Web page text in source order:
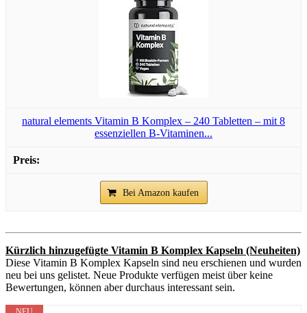
natural elements Vitamin B Komplex – 240 Tabletten – mit 8
essenziellen B-Vitaminen...
Bei Amazon kaufen
Kürzlich hinzugefügte Vitamin B Komplex Kapseln (Neuheiten)
Diese Vitamin B Komplex Kapseln sind neu erschienen und wurden
neu bei uns gelistet. Neue Produkte verfügen meist über keine
Bewertungen, können aber durchaus interessant sein.